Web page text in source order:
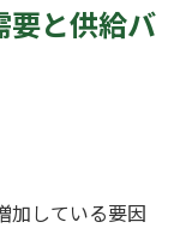
要と供給バ
加している要因